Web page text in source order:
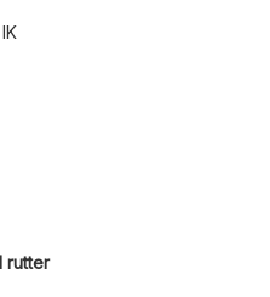
rutter